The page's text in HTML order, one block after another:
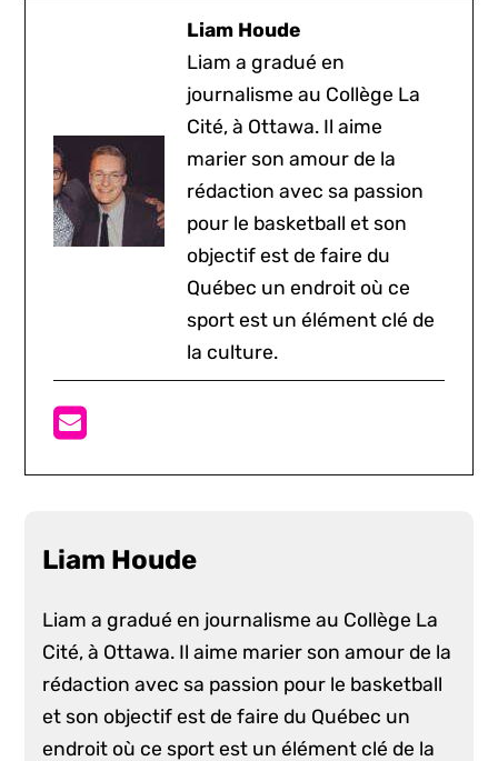
Liam Houde
Liam a gradué en
journalisme au Collège La
Cité, à Ottawa. Il aime
marier son amour de la
rédaction avec sa passion
pour le basketball et son
objectif est de faire du
Québec un endroit où ce
sport est un élément clé de
la culture.
Liam Houde
Liam a gradué en journalisme au Collège La
Cité, à Ottawa. Il aime marier son amour de la
rédaction avec sa passion pour le basketball
et son objectif est de faire du Québec un
endroit où ce sport est un élément clé de la